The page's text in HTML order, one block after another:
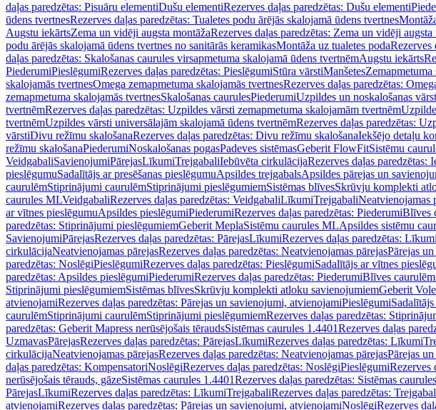
daļas paredzētas: Pisuāru elementiDušu elementiRezerves daļas paredzētas: Dušu elementi
ūdens tvertnesRezerves daļas paredzētas: Tualetes podu ārējās skalojamā ūdens tvertnes
Augstu iekārtsZema un vidēji augsta montāžaRezerves daļas paredzētas: Zema un vidēji augsta
podu ārējās skalojamā ūdens tvertnes no sanitārās keramikasMontāža uz tualetes podaRezerves
daļas paredzētas: Skalošanas caurules virsapmetuma skalojamā ūdens tvertnēmAugstu iekārts
PiederumiPieslēgumiRezerves daļas paredzētas: PieslēgumiStūra vārstiManšetesZemapmetuma
skalojamās tvertnesOmega zemapmetuma skalojamās tvertnesRezerves daļas paredzētas:
zemapmetuma skalojamās tvertnesSkalošanas caurulesPiederumiUzpildes un noskalošanas
tvertnēmRezerves daļas paredzētas: Uzpildes vārsti zemapmetuma skalojamām tvertnēm
tvertnēmUzpildes vārsti universālajām skalojamā ūdens tvertnēmRezerves daļas paredzētas:
vārstiDivu režīmu skalošanaRezerves daļas paredzētas: Divu režīmu skalošanaIekšējo detaļu
režīmu skalošanaPiederumiNoskalošanas pogasPadeves sistēmasGeberit FlowFitSistēmu
VeidgabaliSavienojumiPārejasLīkumiTrejgabaliIebūvēta cirkulācijaRezerves daļas paredzētas:
pieslēgumuSadalītājs ar presēšanas pieslēgumuApsildes trejgabalsApsildes pārejas un
caurulēmStiprinājumi caurulēmStiprinājumi pieslēgumiemSistēmas blīvesSkrūvju komplekti
caurules MLVeidgabaliRezerves daļas paredzētas: VeidgabaliLīkumiTrejgabaliNeatvienojamas
ar vītnes pieslēgumuApsildes pieslēgumiPiederumiRezerves daļas paredzētas: PiederumiBlīves
paredzētas: Stiprinājumi pieslēgumiemGeberit MeplaSistēmu caurules MLApsildes sistēmu
SavienojumiPārejasRezerves daļas paredzētas: PārejasLīkumiRezerves daļas paredzētas: Līkumi
cirkulācijaNeatvienojamas pārejasRezerves daļas paredzētas: Neatvienojamas pārejasPārejas
paredzētas: NoslēgiPieslēgumiRezerves daļas paredzētas: PieslēgumiSadalītājs ar vītnes
paredzētas: Apsildes pieslēgumiPiederumiRezerves daļas paredzētas: PiederumiBlīves
Stiprinājumi pieslēgumiemSistēmas blīvesSkrūvju komplekti atloku savienojumiemGeberit
atvienojamiRezerves daļas paredzētas: Pārejas un savienojumi, atvienojamiPieslēgumi
caurulēmStiprinājumi caurulēmStiprinājumi pieslēgumiemRezerves daļas paredzētas:
paredzētas: Geberit Mapress nerūsējošais tēraudsSistēmas caurules 1.4401Rezerves daļas
UzmavasPārejasRezerves daļas paredzētas: PārejasLīkumiRezerves daļas paredzētas: Līkumi
cirkulācijaNeatvienojamas pārejasRezerves daļas paredzētas: Neatvienojamas pārejasPārejas
daļas paredzētas: KompensatoriNoslēgiRezerves daļas paredzētas: NoslēgiPieslēgumiRezerves
nerūsējošais tērauds, gāzeSistēmas caurules 1.4401Rezerves daļas paredzētas: Sistēmas
PārejasLīkumiRezerves daļas paredzētas: LīkumiTrejgabaliRezerves daļas paredzētas:
atvienojamiRezerves daļas paredzētas: Pārejas un savienojumi, atvienojamiNoslēgiRezerves